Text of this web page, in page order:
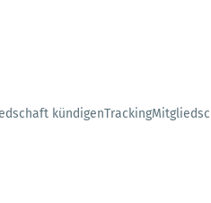
kündigenTracking